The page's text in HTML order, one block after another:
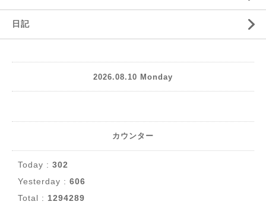
日記
2026.08.10 Monday
カウンター
Today : 302
Yesterday : 606
Total : 1294289